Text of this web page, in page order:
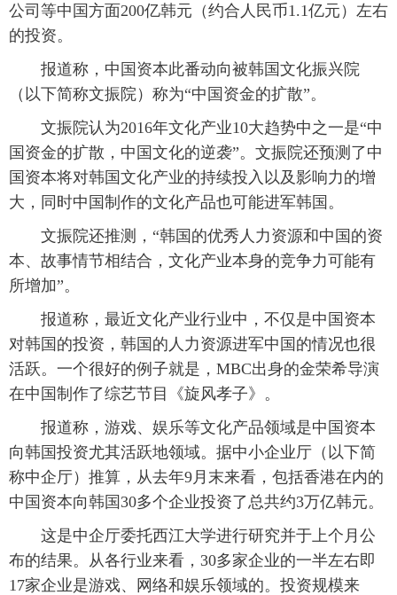
公司等中国方面200亿韩元（约合人民币1.1亿元）左右
的投资。
报道称，中国资本此番动向被韩国文化振兴院
（以下简称文振院）称为“中国资金的扩散”。
文振院认为2016年文化产业10大趋势中之一是“中
国资金的扩散，中国文化的逆袭”。文振院还预测了中
国资本将对韩国文化产业的持续投入以及影响力的增
大，同时中国制作的文化产品也可能进军韩国。
文振院还推测，“韩国的优秀人力资源和中国的资
本、故事情节相结合，文化产业本身的竞争力可能有
所增加”。
报道称，最近文化产业行业中，不仅是中国资本
对韩国的投资，韩国的人力资源进军中国的情况也很
活跃。一个很好的例子就是，MBC出身的金荣希导演
在中国制作了综艺节目《旋风孝子》。
报道称，游戏、娱乐等文化产品领域是中国资本
向韩国投资尤其活跃地领域。据中小企业厅（以下简
称中企厅）推算，从去年9月末来看，包括香港在内的
中国资本向韩国30多个企业投资了总共约3万亿韩元。
这是中企厅委托西江大学进行研究并于上个月公
布的结果。从各行业来看，30多家企业的一半左右即
17家企业是游戏、网络和娱乐领域的。投资规模来